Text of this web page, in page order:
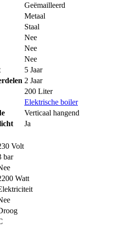
Geëmailleerd
Metaal
Staal
Nee
Nee
Nee
5 Jaar
2 Jaar
200 Liter
Elektrische boiler
Verticaal hangend
Ja
Volt
bar
Watt